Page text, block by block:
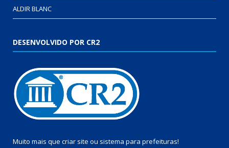
ALDIR BLANC
DESENVOLVIDO POR CR2
Muito mais que criar site ou sistema para prefeituras!